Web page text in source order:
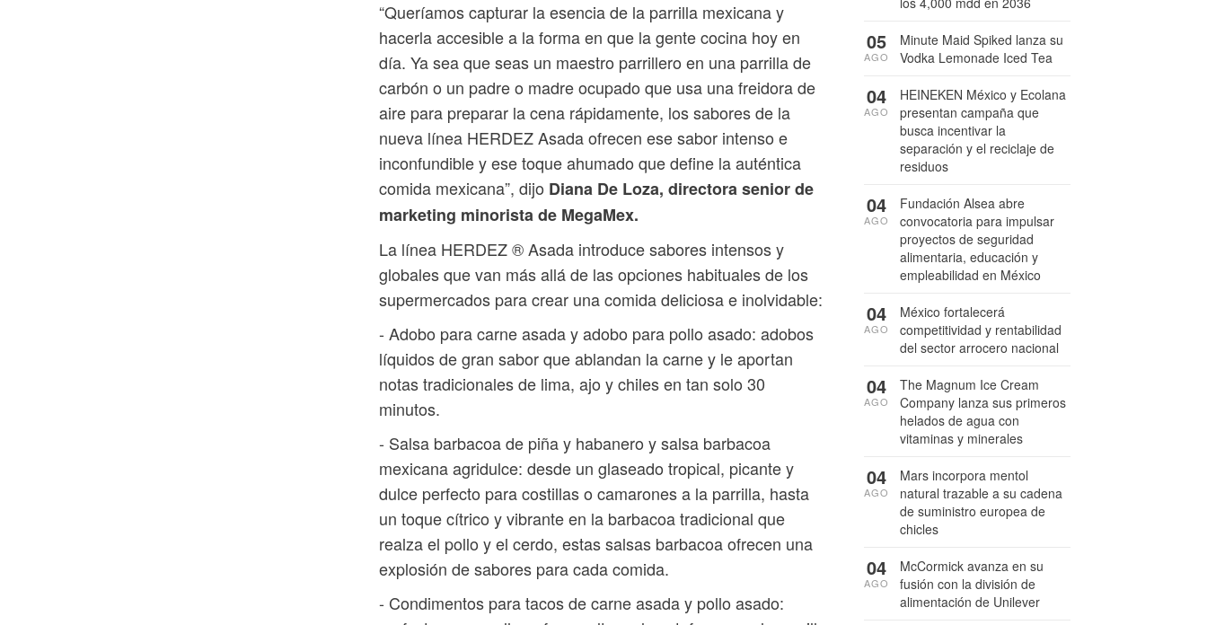
“Queríamos capturar la esencia de la parrilla mexicana y
hacerla accesible a la forma en que la gente cocina hoy en
día. Ya sea que seas un maestro parrillero en una parrilla de
carbón o un padre o madre ocupado que usa una freidora de
aire para preparar la cena rápidamente, los sabores de la
nueva línea HERDEZ Asada ofrecen ese sabor intenso e
inconfundible y ese toque ahumado que define la auténtica
comida mexicana”, dijo Diana De Loza, directora senior de
marketing minorista de MegaMex.
La línea HERDEZ ® Asada introduce sabores intensos y
globales que van más allá de las opciones habituales de los
supermercados para crear una comida deliciosa e inolvidable:
- Adobo para carne asada y adobo para pollo asado: adobos
líquidos de gran sabor que ablandan la carne y le aportan
notas tradicionales de lima, ajo y chiles en tan solo 30
minutos.
- Salsa barbacoa de piña y habanero y salsa barbacoa
mexicana agridulce: desde un glaseado tropical, picante y
dulce perfecto para costillas o camarones a la parrilla, hasta
un toque cítrico y vibrante en la barbacoa tradicional que
realza el pollo y el cerdo, estas salsas barbacoa ofrecen una
explosión de sabores para cada comida.
- Condimentos para tacos de carne asada y pollo asado:
Minute Maid Spiked lanza su
Vodka Lemonade Iced Tea
05
AGO
HEINEKEN México y Ecolana
presentan campaña que
busca incentivar la
separación y el reciclaje de
residuos
04
AGO
Fundación Alsea abre
convocatoria para impulsar
proyectos de seguridad
alimentaria, educación y
empleabilidad en México
04
AGO
México fortalecerá
competitividad y rentabilidad
del sector arrocero nacional
04
AGO
The Magnum Ice Cream
Company lanza sus primeros
helados de agua con
vitaminas y minerales
04
AGO
Mars incorpora mentol
natural trazable a su cadena
de suministro europea de
chicles
04
AGO
McCormick avanza en su
fusión con la división de
alimentación de Unilever
04
AGO